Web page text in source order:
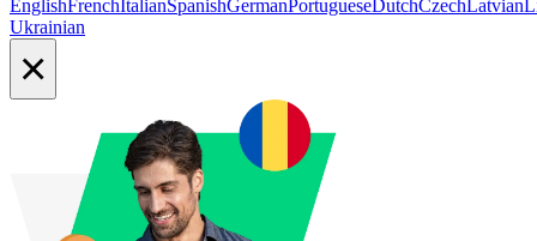
EnglishFrenchItalianSpanishGermanPortugueseDutchCzechLatvian
Ukrainian
×